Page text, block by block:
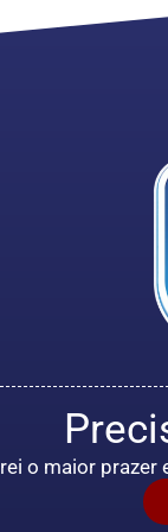
o maior prazer